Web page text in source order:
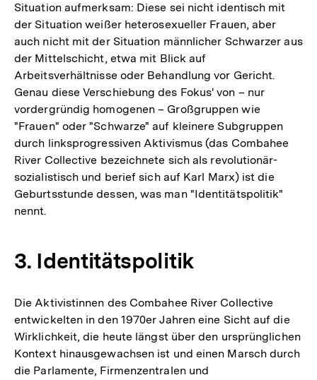
Situation aufmerksam: Diese sei nicht identisch mit
der Situation weißer heterosexueller Frauen, aber
auch nicht mit der Situation männlicher Schwarzer aus
der Mittelschicht, etwa mit Blick auf
Arbeitsverhältnisse oder Behandlung vor Gericht.
Genau diese Verschiebung des Fokus' von – nur
vordergründig homogenen – Großgruppen wie
"Frauen" oder "Schwarze" auf kleinere Subgruppen
durch linksprogressiven Aktivismus (das Combahee
River Collective bezeichnete sich als revolutionär-
sozialistisch und berief sich auf Karl Marx) ist die
Geburtsstunde dessen, was man "Identitätspolitik"
nennt.
3. Identitätspolitik
Die Aktivistinnen des Combahee River Collective
entwickelten in den 1970er Jahren eine Sicht auf die
Wirklichkeit, die heute längst über den ursprünglichen
Kontext hinausgewachsen ist und einen Marsch durch
die Parlamente, Firmenzentralen und